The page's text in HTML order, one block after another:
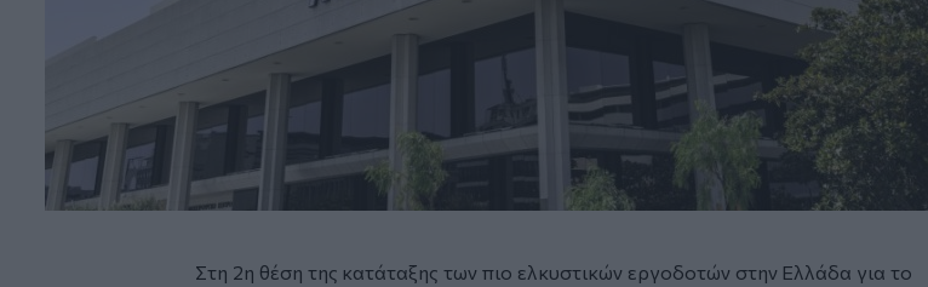
Στη 2η θέση της κατάταξης των πιο ελκυστικών εργοδοτών στην Ελλάδα για το